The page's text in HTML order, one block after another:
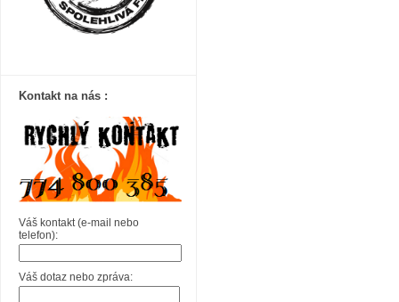
Kontakt na nás :
Váš kontakt (e-mail nebo
telefon):
Váš dotaz nebo zpráva: